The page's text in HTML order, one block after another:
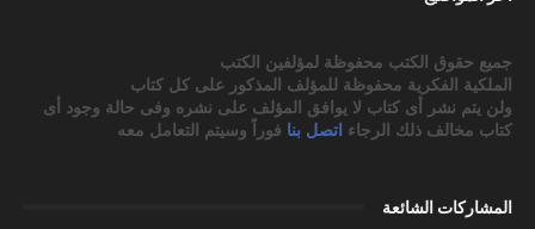
جميع حقوق الكتب محفوظة لمؤلفين الكتب
الملكية الفكرية محفوظة للمؤلف المذكور على كل كتاب
ولن يتم نشر أى كتاب لا يوافق المؤلف على نشره وفى حالة وجود أى
كتاب مخالف ذلك الرجاء اتصل بنا فوراً وسيتم التعامل معه
المشاركات الشائعة